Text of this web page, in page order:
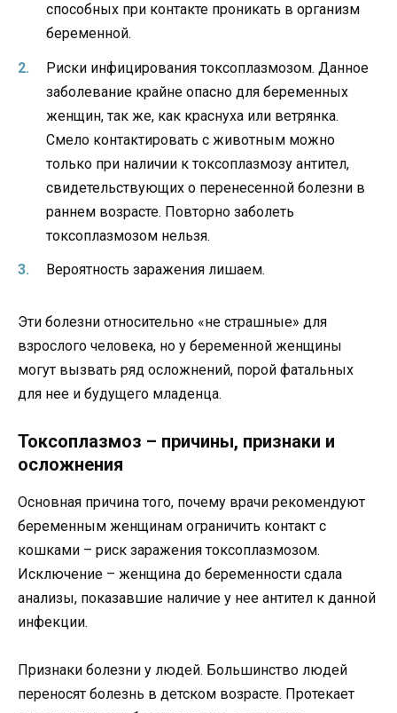
способных при контакте проникать в организм
беременной.
Риски инфицирования токсоплазмозом. Данное
заболевание крайне опасно для беременных
женщин, так же, как краснуха или ветрянка.
Смело контактировать с животным можно
только при наличии к токсоплазмозу антител,
свидетельствующих о перенесенной болезни в
раннем возрасте. Повторно заболеть
токсоплазмозом нельзя.
Вероятность заражения лишаем.
Эти болезни относительно «не страшные» для
взрослого человека, но у беременной женщины
могут вызвать ряд осложнений, порой фатальных
для нее и будущего младенца.
Токсоплазмоз – причины, признаки и
осложнения
Основная причина того, почему врачи рекомендуют
беременным женщинам ограничить контакт с
кошками – риск заражения токсоплазмозом.
Исключение – женщина до беременности сдала
анализы, показавшие наличие у нее антител к данной
инфекции.
Признаки болезни у людей. Большинство людей
переносят болезнь в детском возрасте. Протекает